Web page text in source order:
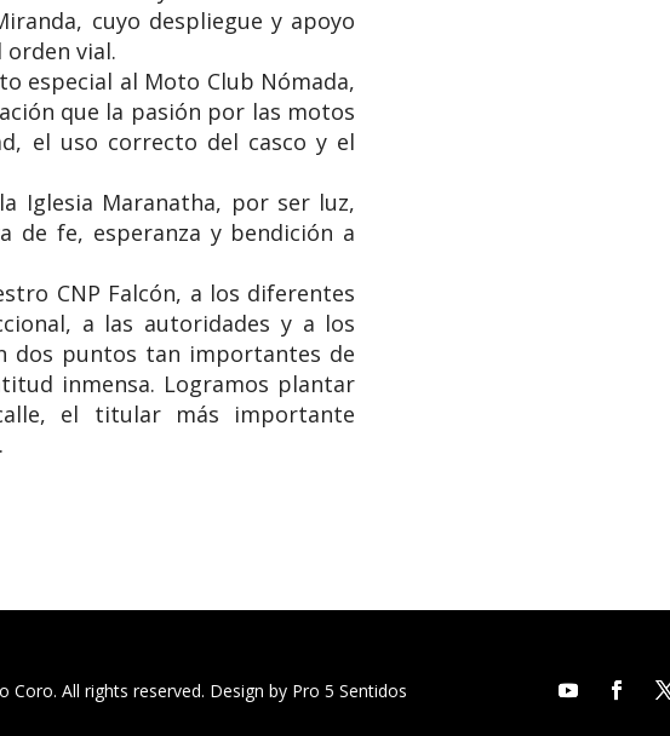
cuyo despliegue y apoyo
vial.
especial al Moto Club Nómada,
que la pasión por las motos
el uso correcto del casco y el
Iglesia Maranatha, por ser luz,
de fe, esperanza y bendición a
CNP Falcón, a los diferentes
a las autoridades y a los
dos puntos tan importantes de
inmensa. Logramos plantar
el titular más importante
Coro. All rights reserved. Design by Pro 5 Sentidos